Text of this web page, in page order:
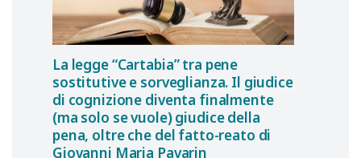
La legge “Cartabia” tra pene
sostitutive e sorveglianza. Il giudice
di cognizione diventa finalmente
(ma solo se vuole) giudice della
pena, oltre che del fatto-reato di
Giovanni Maria Pavarin